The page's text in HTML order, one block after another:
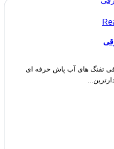
تفنگ ‌های آب پاش حرفه ‌ای